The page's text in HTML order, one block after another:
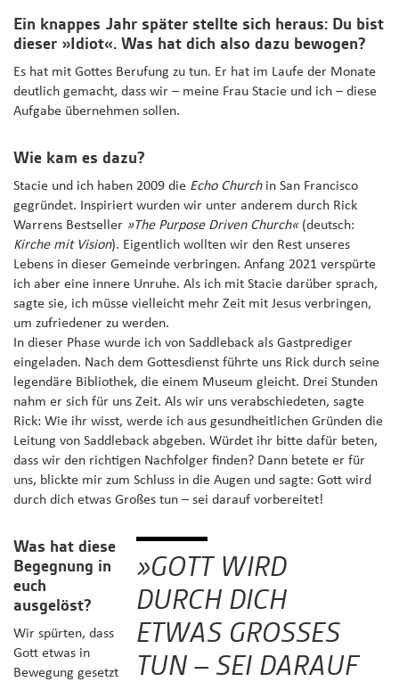
Ein knappes Jahr später stellte sich heraus: Du bist
dieser »Idiot«. Was hat dich also dazu bewogen?
Es hat mit Gottes Berufung zu tun. Er hat im Laufe der Monate
deutlich gemacht, dass wir – meine Frau Stacie und ich – diese
Aufgabe übernehmen sollen.
Wie kam es dazu?
Stacie und ich haben 2009 die Echo Churchin San Francisco
gegründet. Inspiriert wurden wir unter anderem durch Rick
Warrens Bestseller »The Purpose Driven Church«(deutsch:
Kirche mit Vision). Eigentlich wollten wir den Rest unseres
Lebens in dieser Gemeinde verbringen. Anfang 2021 verspürte
ich aber eine innere Unruhe. Als ich mit Stacie darüber sprach,
sagte sie, ich müsse vielleicht mehr Zeit mit Jesus verbringen,
um zufriedener zu werden.
In dieser Phase wurde ich von Saddleback als Gastprediger
eingeladen. Nach dem Gottesdienst führte uns Rick durch seine
legendäre Bibliothek, die einem Museum gleicht. Drei Stunden
nahm er sich für uns Zeit. Als wir uns verabschiedeten, sagte
Rick: Wie ihr wisst, werde ich aus gesundheitlichen Gründen die
Leitung von Saddleback abgeben. Würdet ihr bitte dafür beten,
dass wir den richtigen Nachfolger finden? Dann betete er für
uns, blickte mir zum Schluss in die Augen und sagte: Gott wird
durch dich etwas Großes tun – sei darauf vorbereitet!
»GOTT WIRD
DURCH DICH
ETWAS GROSSES T
UN – SEI DARAUF V
Was hat diese
Begegnung in
euch
ausgelöst?
Wir spürten, dass
Gott etwas in
Bewegung gesetzt